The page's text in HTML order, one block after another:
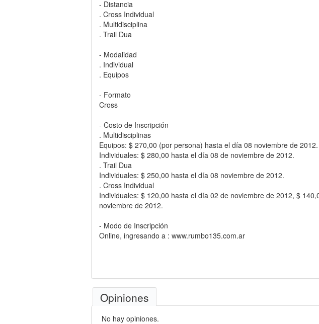
- Distancia
. Cross Individual
. Multidisciplina
. Trail Dua
- Modalidad
. Individual
. Equipos
- Formato
Cross
- Costo de Inscripción
. Multidisciplinas
Equipos: $ 270,00 (por persona) hasta el día 08 noviembre de 2012.
Individuales: $ 280,00 hasta el día 08 de noviembre de 2012.
. Trail Dua
Individuales: $ 250,00 hasta el día 08 noviembre de 2012.
. Cross Individual
Individuales: $ 120,00 hasta el día 02 de noviembre de 2012, $
noviembre de 2012.
- Modo de Inscripción
Online, ingresando a : www.rumbo135.com.ar
Opiniones
No hay opiniones.